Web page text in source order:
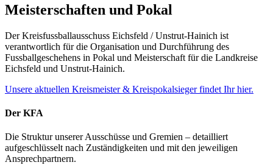
Meisterschaften und Pokal
Der Kreisfussballausschuss Eichsfeld / Unstrut-Hainich ist
verantwortlich für die Organisation und Durchführung des
Fussballgeschehens in Pokal und Meisterschaft für die Landkreise
Eichsfeld und Unstrut-Hainich.
Unsere aktuellen Kreismeister & Kreispokalsieger findet Ihr hier.
Der KFA
Die Struktur unserer Ausschüsse und Gremien – detailliert
aufgeschlüsselt nach Zuständigkeiten und mit den jeweiligen
Ansprechpartnern.